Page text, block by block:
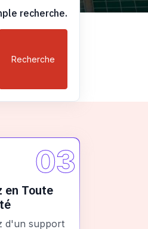
recherche.
Recherche
03
en Toute
d'un support